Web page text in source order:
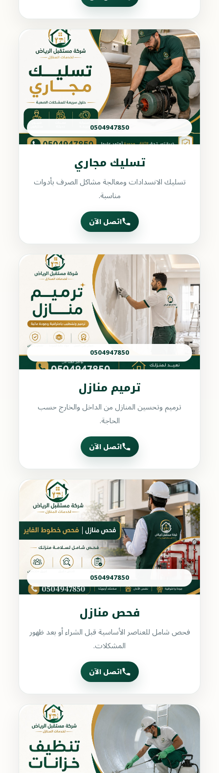
0504947850
تسليك مجاري
تسليك الانسدادات ومعالجة مشاكل الصرف بأدوات
مناسبة.
اتصل الآن
0504947850
ترميم منازل
ترميم وتحسين المنازل من الداخل والخارج حسب
الحاجة.
اتصل الآن
0504947850
فحص منازل
فحص شامل للعناصر الأساسية قبل الشراء أو بعد ظهور
المشكلات.
اتصل الآن